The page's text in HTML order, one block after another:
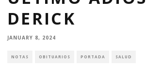
DERICK
JANUARY 8, 2024
NOTAS OBITUARIOS PORTADA SALUD